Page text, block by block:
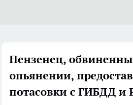
Пензенец,
опьянении,
потасовки с ГИБДД и